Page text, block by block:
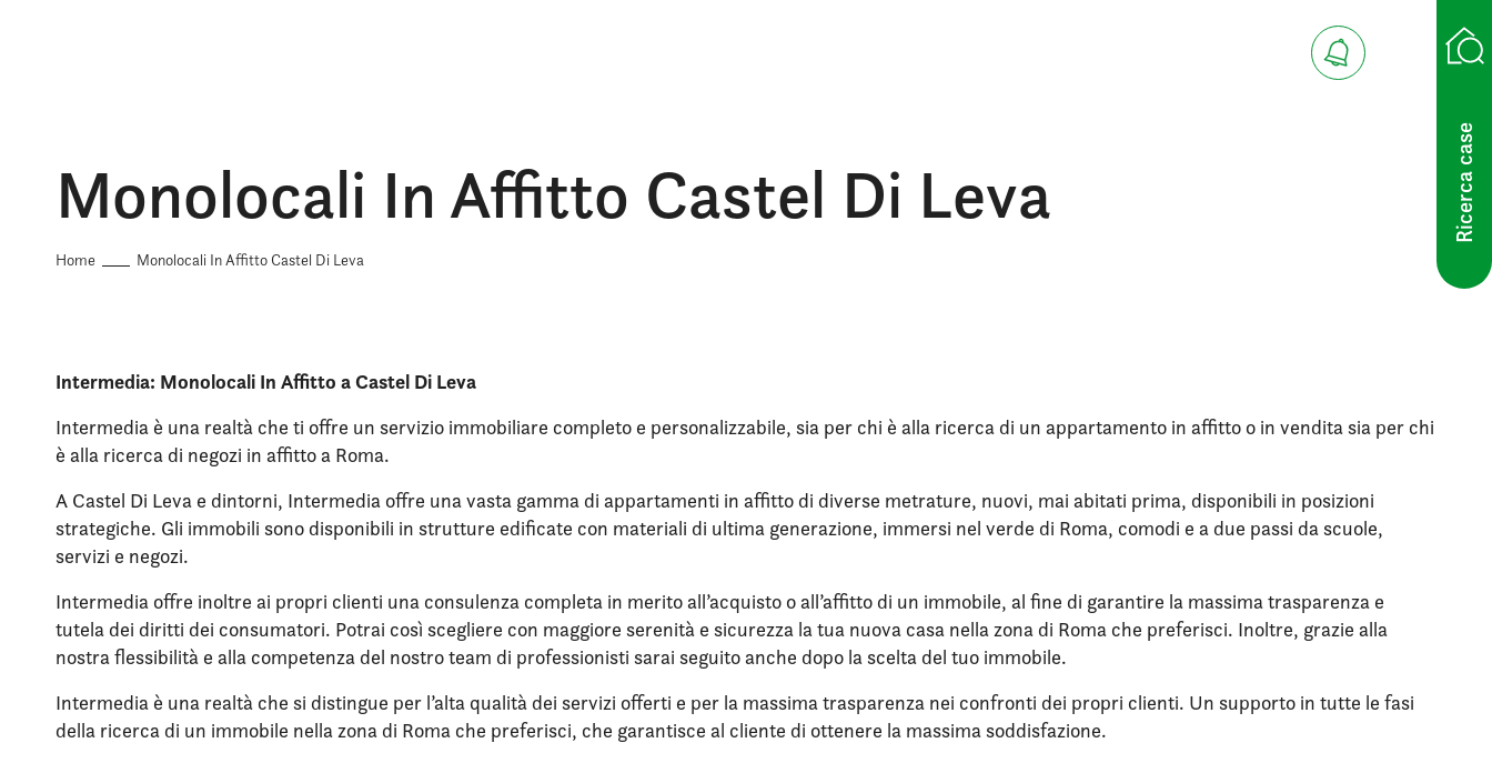
Ricerca case
Monolocali In Affitto Castel Di Leva
Home Monolocali In Affitto Castel Di Leva
Intermedia: Monolocali In Affitto a Castel Di Leva
Intermedia è una realtà che ti offre un servizio immobiliare completo e personalizzabile, sia per chi è alla ricerca di un appartamento in affitto o in vendita sia per chi
è alla ricerca di negozi in affitto a Roma.
A Castel Di Leva e dintorni, Intermedia offre una vasta gamma di appartamenti in affitto di diverse metrature, nuovi, mai abitati prima, disponibili in posizioni
strategiche. Gli immobili sono disponibili in strutture edificate con materiali di ultima generazione, immersi nel verde di Roma, comodi e a due passi da scuole,
servizi e negozi.
Intermedia offre inoltre ai propri clienti una consulenza completa in merito all’acquisto o all’affitto di un immobile, al fine di garantire la massima trasparenza e
tutela dei diritti dei consumatori. Potrai così scegliere con maggiore serenità e sicurezza la tua nuova casa nella zona di Roma che preferisci. Inoltre, grazie alla
nostra flessibilità e alla competenza del nostro team di professionisti sarai seguito anche dopo la scelta del tuo immobile.
Intermedia è una realtà che si distingue per l’alta qualità dei servizi offerti e per la massima trasparenza nei confronti dei propri clienti. Un supporto in tutte le fasi
della ricerca di un immobile nella zona di Roma che preferisci, che garantisce al cliente di ottenere la massima soddisfazione.